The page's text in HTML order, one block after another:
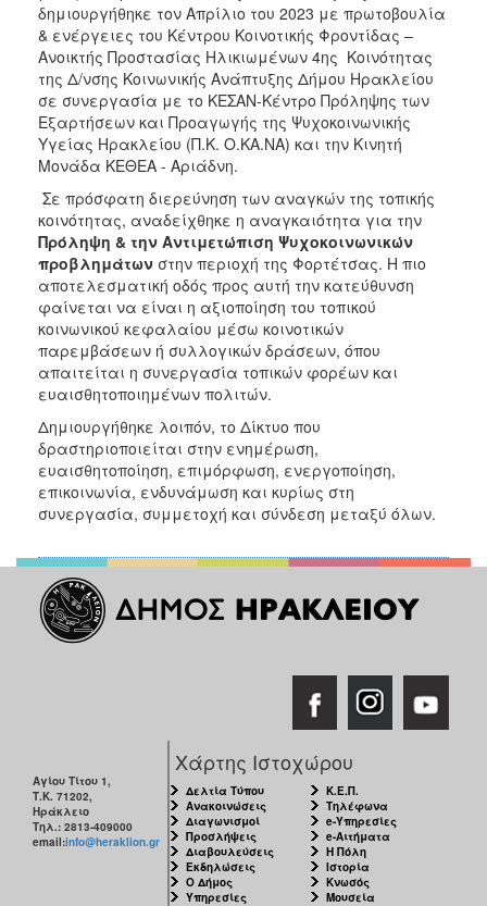
Ιατρείο
Ξενώνας
Φιλοξενίας
Γυναικών
Κέντρο
Κοινότητας
Φαρμακείο
Κοινωνικό
Παντοπωλείο
Ισότητα
των
Φύλων
Υγεία
Αυτόματοι
Απινιδωτές
ΜΑΣ
ΔΗΜΟΣ
δημιουργήθηκε τον Απρίλιο του 2023 με πρωτοβουλία
& ενέργειες του Κέντρoυ Κοινοτικής Φροντίδας –
Ανοικτής Προστασίας Ηλικιωμένων 4ης Κοινότητας
της Δ/νσης Κοινωνικής Ανάπτυξης Δήμου Ηρακλείου
σε συνεργασία με το ΚΕΣΑΝ-Κέντρο Πρόληψης των
Εξαρτήσεων και Προαγωγής της Ψυχοκοινωνικής
Υγείας Ηρακλείου (Π.Κ. Ο.ΚΑ.ΝΑ) και την Κινητή
Μονάδα ΚΕΘΕΑ - Αριάδνη.
Σε πρόσφατη διερεύνηση των αναγκών της τοπικής
κοινότητας, αναδείχθηκε η αναγκαιότητα για την
Πρόληψη & την Αντιμετώπιση Ψυχοκοινωνικών
προβλημάτων στην περιοχή της Φορτέτσας. Η πιο
αποτελεσματική οδός προς αυτή την κατεύθυνση
φαίνεται να είναι η αξιοποίηση του τοπικού
κοινωνικού κεφαλαίου μέσω κοινοτικών
παρεμβάσεων ή συλλογικών δράσεων, όπου
απαιτείται η συνεργασία τοπικών φορέων και
ευαισθητοποιημένων πολιτών.
Δημιουργήθηκε λοιπόν, το Δίκτυο που
δραστηριοποιείται στην ενημέρωση,
ευαισθητοποίηση, επιμόρφωση, ενεργοποίηση,
επικοινωνία, ενδυνάμωση και κυρίως στη
συνεργασία, συμμετοχή και σύνδεση μεταξύ όλων.
Αγίου Τίτου 1,
Τ.Κ. 71202,
Ηράκλειο
Τηλ.: 2813-409000
email:info@heraklion.gr
Χάρτης Ιστοχώρου
Δελτία Τύπου
Ανακοινώσεις
Διαγωνισμοί
Προσλήψεις
Διαβουλεύσεις
Εκδηλώσεις
Ο Δήμος
Υπηρεσίες
Κ.Ε.Π.
Τηλέφωνα
e-Υπηρεσίες
e-Αιτήματα
Η Πόλη
Ιστορία
Κνωσός
Μουσεία